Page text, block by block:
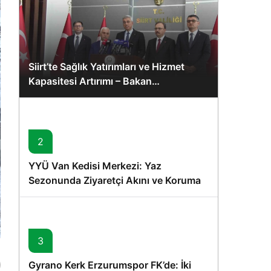
Siirt’te Sağlık Yatırımları ve Hizmet
Kapasitesi Artırımı – Bakan
Memişoğlu’nun Ziyareti
2
YYÜ Van Kedisi Merkezi: Yaz
Sezonunda Ziyaretçi Akını ve Koruma
Vurgusu
3
Gyrano Kerk Erzurumspor FK’de: İki